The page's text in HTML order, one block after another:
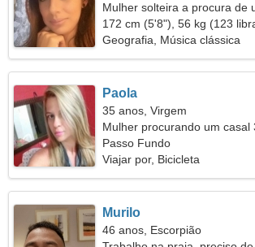
Mulher solteira a procura de
172 cm (5'8"), 56 kg (123
Geografia, Música clássica
Paola
35 anos, Virgem
Mulher procurando um casal
Passo Fundo
Viajar por, Bicicleta
Murilo
46 anos, Escorpião